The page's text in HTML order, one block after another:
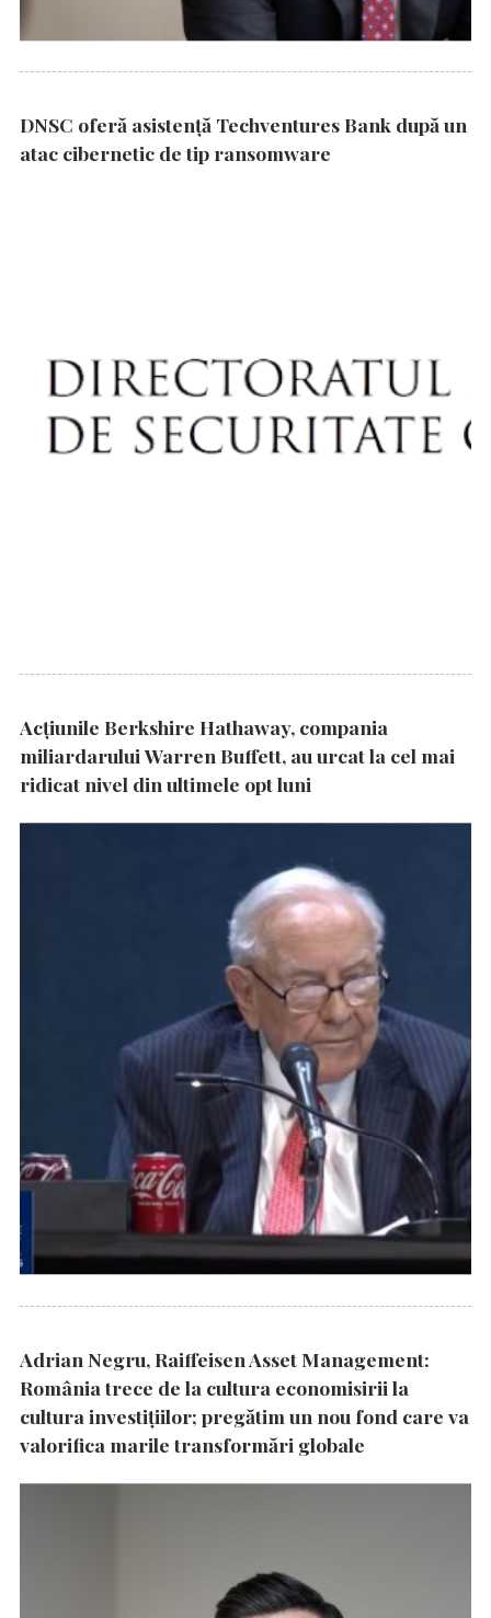
DNSC oferă asistență Techventures Bank după un
atac cibernetic de tip ransomware
Acțiunile Berkshire Hathaway, compania
miliardarului Warren Buffett, au urcat la cel mai
ridicat nivel din ultimele opt luni
Adrian Negru, Raiffeisen Asset Management:
România trece de la cultura economisirii la
cultura investițiilor; pregătim un nou fond care va
valorifica marile transformări globale